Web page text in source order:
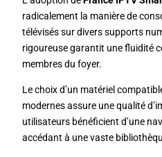
radicalement la manière de
télévisés sur divers supports
rigoureuse garantit une fluidité
membres du foyer.
Le choix d’un matériel
modernes assure une qualité
utilisateurs bénéficient d’une
accédant à une vaste